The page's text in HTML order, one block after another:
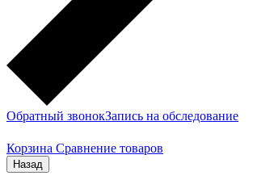
Обратный звонокЗапись на обследование
Корзина Сравнение товаров
Назад